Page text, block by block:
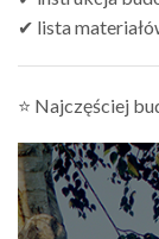
✔ lista
⭐ Najczęściej